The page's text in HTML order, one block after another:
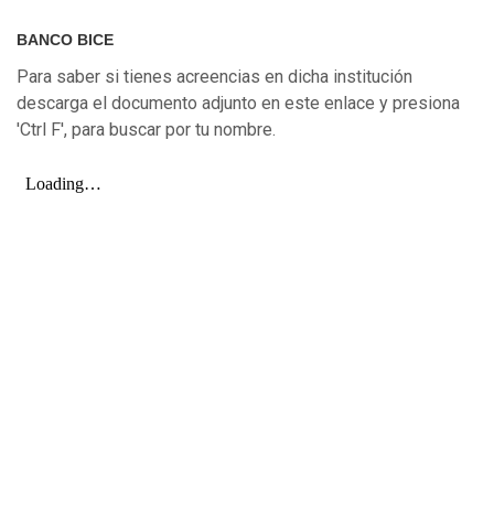
BANCO BICE
Para saber si tienes acreencias en dicha institución
descarga el documento adjunto en este enlace y presiona
'Ctrl F', para buscar por tu nombre.